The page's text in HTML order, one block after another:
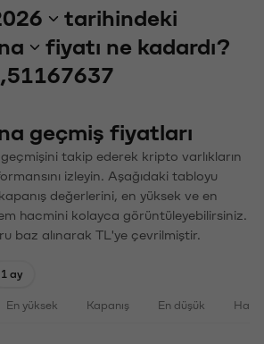
tarihindeki
fiyatı ne kadardı?
geçmiş fiyatları
takip ederek kripto varlıkların
izleyin. Aşağıdaki tabloyu
değerlerini, en yüksek ve en
hacmini kolayca görüntüleyebilirsiniz.
baz alınarak TL'ye çevrilmiştir.
1 ay
En yüksek Kapanış En düşük